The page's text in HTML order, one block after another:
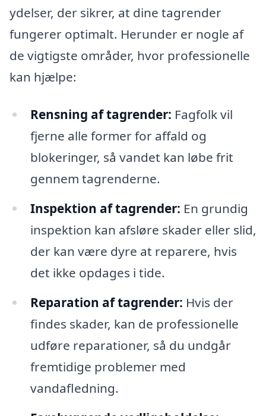
ydelser, der sikrer, at dine tagrender
fungerer optimalt. Herunder er nogle af
de vigtigste områder, hvor professionelle
kan hjælpe:
Rensning af tagrender: Fagfolk vil
fjerne alle former for affald og
blokeringer, så vandet kan løbe frit
gennem tagrenderne.
Inspektion af tagrender: En grundig
inspektion kan afsløre skader eller slid,
der kan være dyre at reparere, hvis
det ikke opdages i tide.
Reparation af tagrender: Hvis der
findes skader, kan de professionelle
udføre reparationer, så du undgår
fremtidige problemer med
vandafledning.